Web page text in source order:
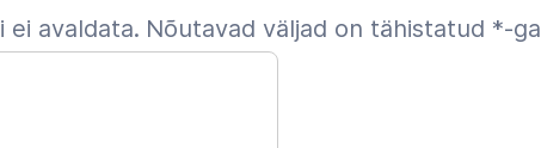
ei avaldata. Nõutavad väljad on tähistatud *-ga